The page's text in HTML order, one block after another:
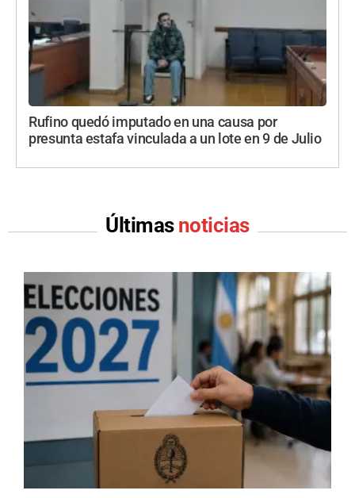
Rufino quedó imputado en una causa por
presunta estafa vinculada a un lote en 9 de Julio
Últimas noticias